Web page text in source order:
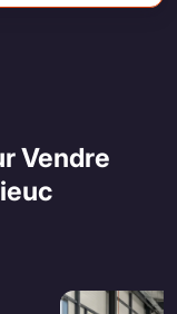
Vendre